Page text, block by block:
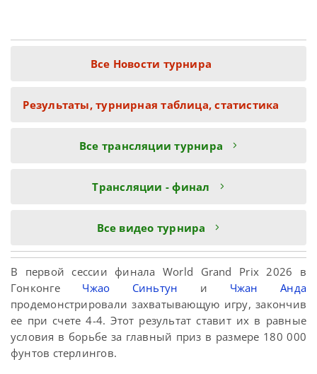
Все Новости турнира
Результаты, турнирная таблица, статистика
Все трансляции турнира
Трансляции - финал
Все видео турнира
В первой сессии финала World Grand Prix 2026 в
Гонконге Чжао Синьтун и Чжан Анда
продемонстрировали захватывающую игру, закончив
ее при счете 4-4. Этот результат ставит их в равные
условия в борьбе за главный приз в размере 180 000
фунтов стерлингов.